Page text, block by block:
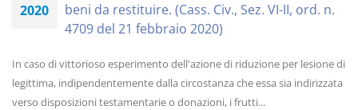
2020
beni da restituire. (Cass. Civ., Sez. VI-II, ord. n.
4709 del 21 febbraio 2020)
In caso di vittorioso esperimento dell'azione di riduzione per lesione di
legittima, indipendentemente dalla circostanza che essa sia indirizzata
verso disposizioni testamentarie o donazioni, i frutti...